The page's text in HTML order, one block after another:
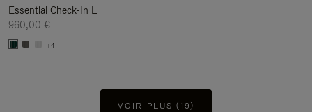
Essential Check-In L
960,00 €
+4
VOIR PLUS (19)